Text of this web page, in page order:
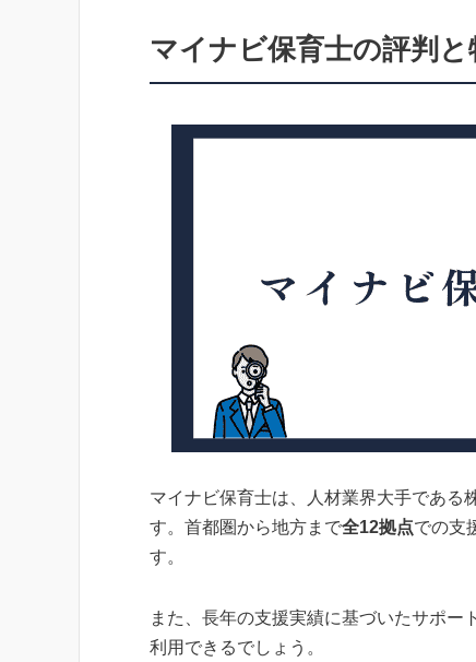
マイナビ保育士の評判と
マイナビ保育士は、人材業界大手である
す。首都圏から地方まで全12拠点での支
す。
また、長年の支援実績に基づいたサポー
利用できるでしょう。